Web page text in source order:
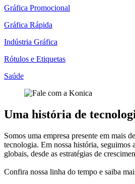
Gráfica Promocional
Gráfica Rápida
Indústria Gráfica
Rótulos e Etiquetas
Saúde
Uma história de
Somos uma empresa presente em mais
tecnologia. Em nossa história, seguimos
globais, desde as estratégias de
Confira nossa linha do tempo e saiba